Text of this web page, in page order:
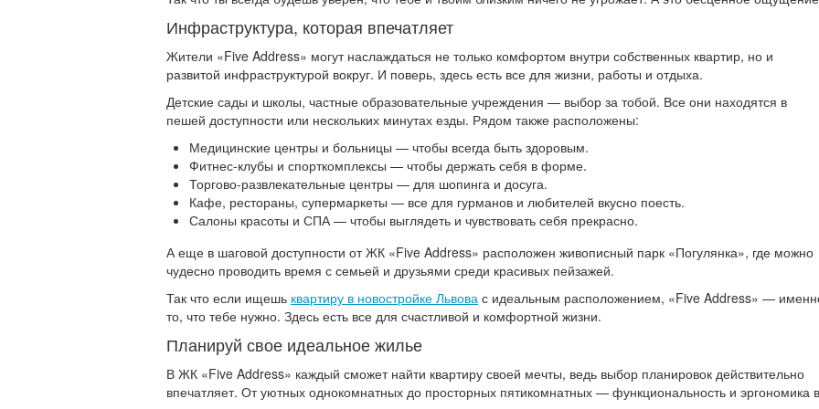
Инфраструктура, которая впечатляет
Жители «Five Address» могут наслаждаться не только комфортом внутри собственных квартир, но и
развитой инфраструктурой вокруг. И поверь, здесь есть все для жизни, работы и отдыха.
Детские сады и школы, частные образовательные учреждения — выбор за тобой. Все они находятся в
пешей доступности или нескольких минутах езды. Рядом также расположены:
Медицинские центры и больницы — чтобы всегда быть здоровым.
Фитнес-клубы и спорткомплексы — чтобы держать себя в форме.
Торгово-развлекательные центры — для шопинга и досуга.
Кафе, рестораны, супермаркеты — все для гурманов и любителей вкусно поесть.
Салоны красоты и СПА — чтобы выглядеть и чувствовать себя прекрасно.
А еще в шаговой доступности от ЖК «Five Address» расположен живописный парк «Погулянка», где можно
чудесно проводить время с семьей и друзьями среди красивых пейзажей.
Так что если ищешь квартиру в новостройке Львова с идеальным расположением, «Five Address» —
то, что тебе нужно. Здесь есть все для счастливой и комфортной жизни.
Планируй свое идеальное жилье
В ЖК «Five Address» каждый сможет найти квартиру своей мечты, ведь выбор планировок действительно
впечатляет. От уютных однокомнатных до просторных пятикомнатных — функциональность и эргономика в